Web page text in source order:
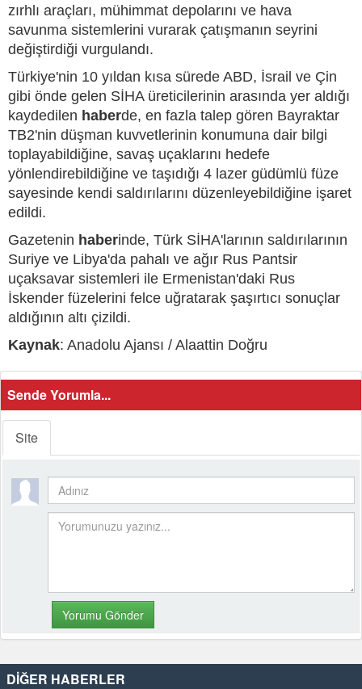
zırhlı araçları, mühimmat depolarını ve hava
savunma sistemlerini vurarak çatışmanın seyrini
değiştirdiği vurgulandı.
Türkiye'nin 10 yıldan kısa sürede ABD, İsrail ve Çin
gibi önde gelen SİHA üreticilerinin arasında yer aldığı
kaydedilen haberde, en fazla talep gören Bayraktar
TB2'nin düşman kuvvetlerinin konumuna dair bilgi
toplayabildiğine, savaş uçaklarını hedefe
yönlendirebildiğine ve taşıdığı 4 lazer güdümlü füze
sayesinde kendi saldırılarını düzenleyebildiğine işaret
edildi.
Gazetenin haberinde, Türk SİHA'larının saldırılarının
Suriye ve Libya'da pahalı ve ağır Rus Pantsir
uçaksavar sistemleri ile Ermenistan'daki Rus
İskender füzelerini felce uğratarak şaşırtıcı sonuçlar
aldığının altı çizildi.
Kaynak: Anadolu Ajansı / Alaattin Doğru
Sende Yorumla...
Site
DİĞER HABERLER